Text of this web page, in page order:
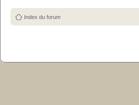
Index du forum